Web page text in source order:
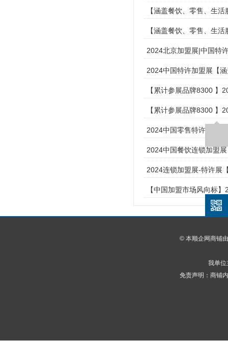
【涵盖餐饮、零售、生
【涵盖餐饮、零售、生
2024北京加盟展|中国特
2024中国特许加盟展【
【累计参展品牌8300 】
【累计参展品牌8300 】
2024中国零售特许加盟
2024中国餐饮连锁加盟
2024连锁加盟展-特许展
【中国加盟市场风向标
© 本顺企网商铺由
我单位
免责声明：商铺